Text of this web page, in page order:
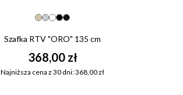
Szafka RTV "ORO" 135 cm
368,00 zł
Najniższa cena z 30 dni: 368,00 zł